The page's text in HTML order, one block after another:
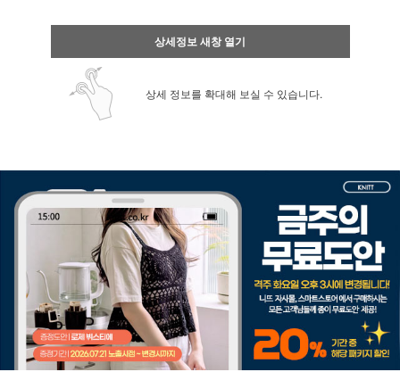
상세정보 새창 열기
상세 정보를 확대해 보실 수 있습니다.